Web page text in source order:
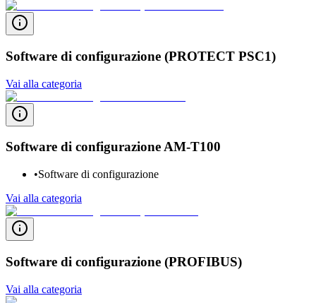
Software di configurazione (PROTECT PSC1)
Vai alla categoria
Software di configurazione AM-T100
•Software di configurazione
Vai alla categoria
Software di configurazione (PROFIBUS)
Vai alla categoria